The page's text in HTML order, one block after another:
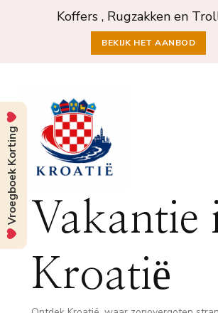
Koffers , Rugzakken en
BEKIJK HET AANBOD
Vakantie
Kroatië
Vroegboek Korting